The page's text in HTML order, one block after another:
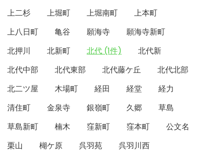
上二杉
上堀町 上堀南町
上本町
上八日町
亀谷 願海寺
願海寺新町
北押川
北新町 北代 (1件)
北代新
北代中部
北代東部 北代藤ケ丘
北代北部
北二ツ屋
木場町 経田 経堂
経力
清住町
金泉寺 銀嶺町 久郷
草島
草島新町
楠木 窪新町 窪本町
公文名
栗山
楜ケ原 呉羽苑
呉羽川西